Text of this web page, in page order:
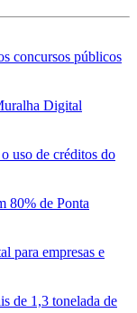
concursos públicos
Digital
uso de créditos do
80% de Ponta
para empresas e
de 1,3 tonelada de